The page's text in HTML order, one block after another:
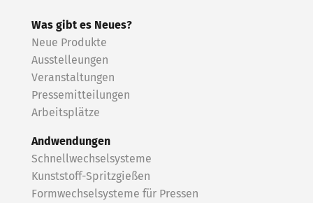
Was gibt es Neues?
Neue Produkte
Ausstelleungen
Veranstaltungen
Pressemitteilungen
Arbeitsplätze
Andwendungen
Schnellwechselsysteme
Kunststoff-Spritzgießen
Formwechselsysteme für Pressen